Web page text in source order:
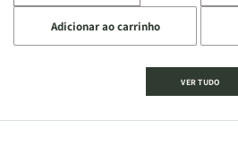
a
quantidade
de
Cartas
a
quantidade
de
Jogo
Cartas
Adicionar ao carrinho
a
de
|
VER TUDO